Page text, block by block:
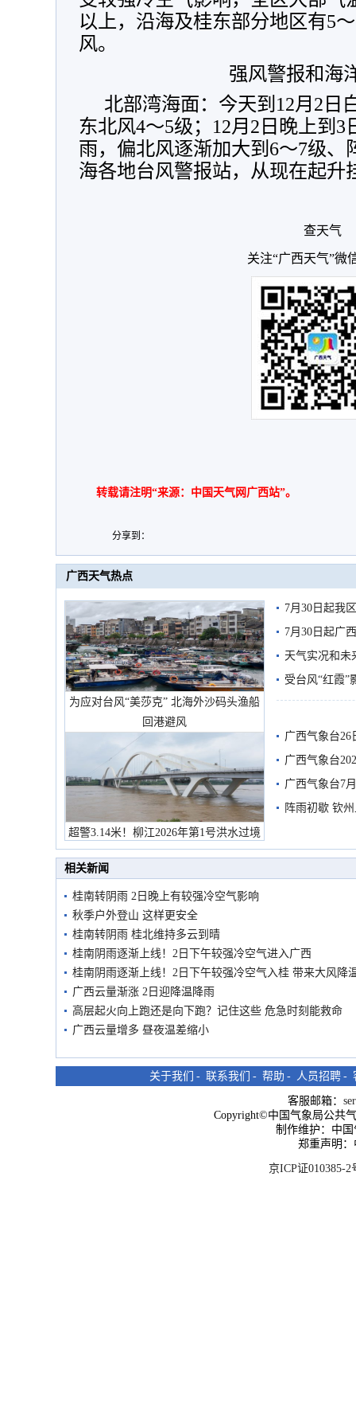
以上，沿海及桂东部分地区有5
风。
强风警报和海
北部湾海面：今天到12月2日
东北风4～5级；12月2日晚上到
雨，偏北风逐渐加大到6～7级、
海各地台风警报站，从现在起升
查天气
关注“广西天气”微
转载请注明“来源：中国天气网广西站”。
分享到：
广西天气热点
为应对台风“美莎克” 北海外沙码头渔船
回港避风
超警3.14米！柳江2026年第1号洪水过境
市民在堤岸见证汛况
7月30日起我
7月30日起广
天气实况和未
受台风“红霞”
有较强降雨
广西气象台26
广西气象台
预警
广西气象台7
阵雨初歇 钦
相关新闻
桂南转阴雨 2日晚上有较强冷空气影响
秋季户外登山 这样更安全
桂南转阴雨 桂北维持多云到晴
桂南阴雨逐渐上线！2日下午较强冷空气进入广西
桂南阴雨逐渐上线！2日下午较强冷空气入桂 带来大风降
广西云量渐涨 2日迎降温降雨
高层起火向上跑还是向下跑？记住这些 危急时刻能救命
广西云量增多 昼夜温差缩小
关于我们 - 联系我们 - 帮助 - 人员招聘 -
客服邮箱：
Copyright©中国气象局公共
制作维护：中
郑重声明
京ICP证010385-2